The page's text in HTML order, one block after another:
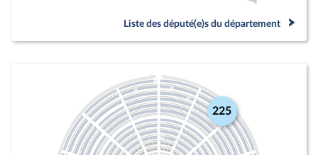
Liste des député(e)s du département
225